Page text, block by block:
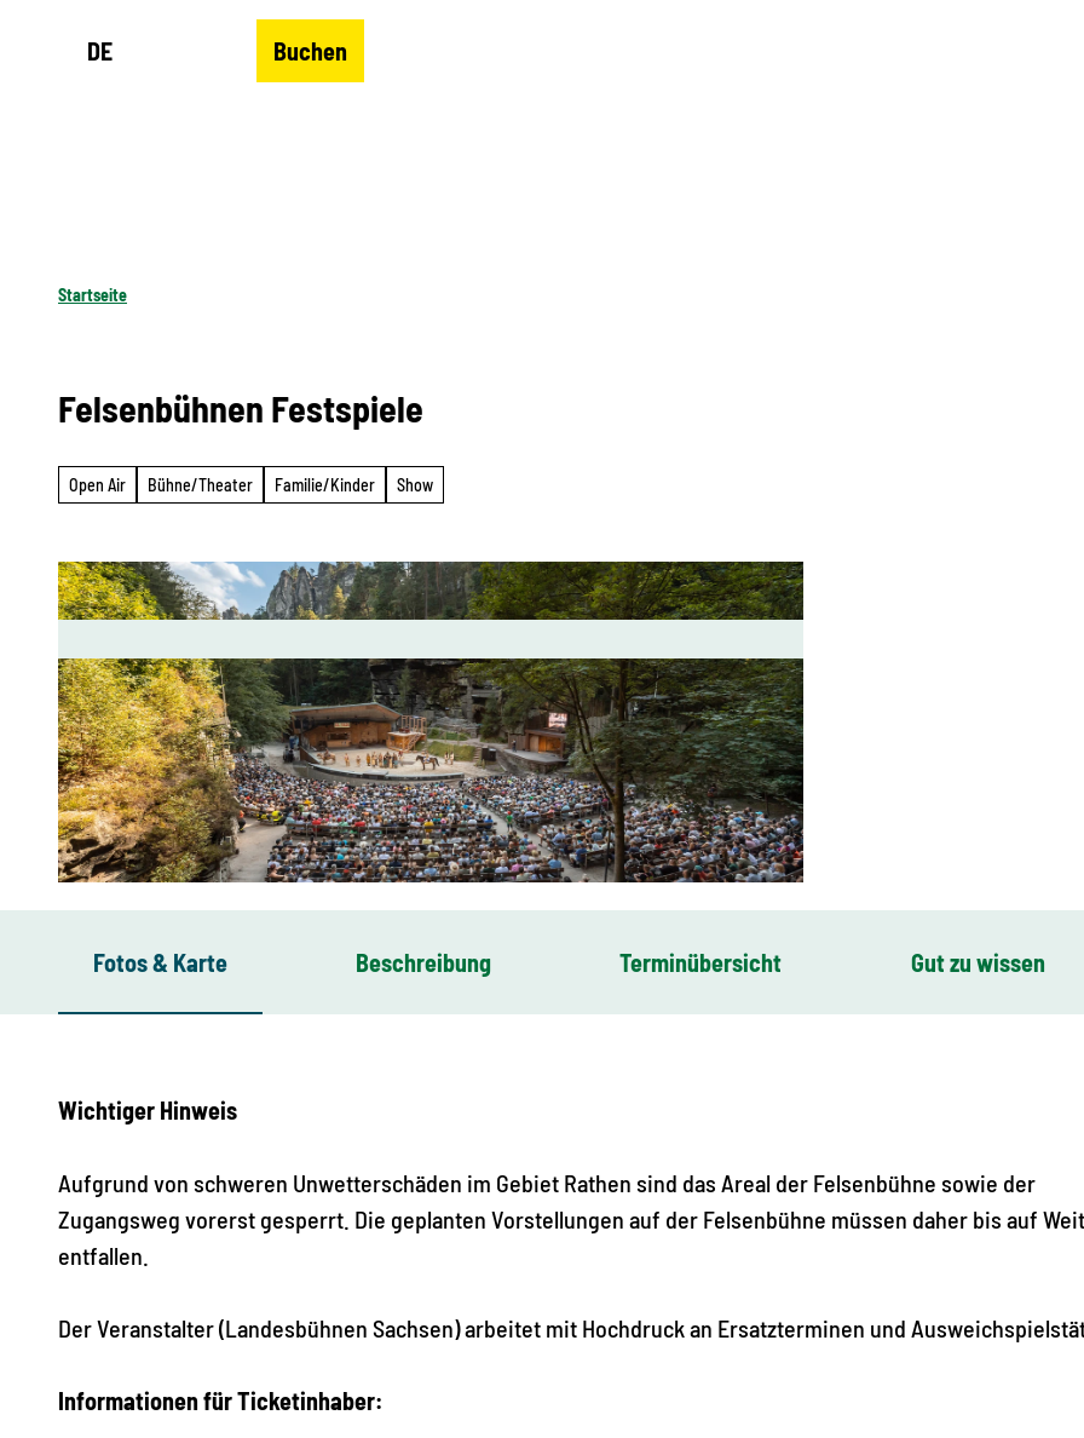
DE Buchen
Startseite
Felsenbühnen Festspiele
Open Air Bühne/Theater Familie/Kinder Show
Fotos & Karte Beschreibung Terminübersicht Gut zu wissen
Wichtiger Hinweis
Aufgrund von schweren Unwetterschäden im Gebiet Rathen sind das Areal der Felsenbühne sowie der
Zugangsweg vorerst gesperrt. Die geplanten Vorstellungen auf der Felsenbühne müssen daher bis auf
entfallen.
Der Veranstalter (Landesbühnen Sachsen) arbeitet mit Hochdruck an Ersatzterminen und
Informationen für Ticketinhaber: